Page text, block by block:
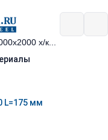
L=175 мм